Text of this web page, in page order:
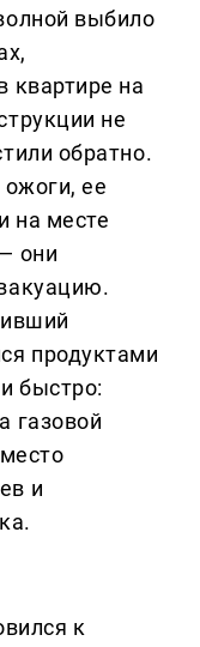
выбило
квартире на
не
обратно.
ожоги, ее
на месте
они
продуктами
быстро:
газовой
и
к